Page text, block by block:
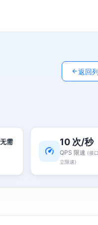
返回
需 10 次/秒
QPS 限速 (接
立限速)